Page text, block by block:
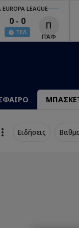
EUROPA LEAGUE
0 - 0
ΤΕΛ
Π
ΠΆΦ
Ειδήσεις